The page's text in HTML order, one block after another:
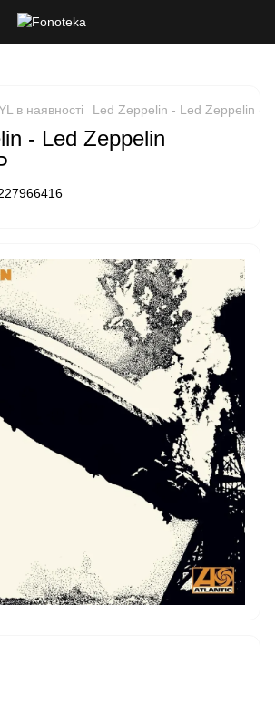
в наявності Led Zeppelin - Led Zeppelin
- Led Zeppelin